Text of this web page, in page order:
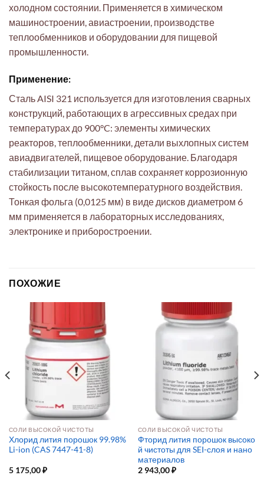
холодном состоянии. Применяется в химическом
машиностроении, авиастроении, производстве
теплообменников и оборудовании для пищевой
промышленности.
Применение:
Сталь AISI 321 используется для изготовления сварных
конструкций, работающих в агрессивных средах при
температурах до 900°C: элементы химических
реакторов, теплообменники, детали выхлопных систем
авиадвигателей, пищевое оборудование. Благодаря
стабилизации титаном, сплав сохраняет коррозионную
стойкость после высокотемпературного воздействия.
Тонкая фольга (0,0125 мм) в виде дисков диаметром 6
мм применяется в лабораторных исследованиях,
электронике и приборостроении.
ПОХОЖИЕ
СОЛИ ВЫСОКОЙ ЧИСТОТЫ
Хлорид лития порошок 99.98%
Li-ion (CAS 7447-41-8)
5 175,00₽
СОЛИ ВЫСОКОЙ ЧИСТОТЫ
Фторид лития порошок высоко
й чистоты для SEI-слоя и нано
материалов
2 943,00₽